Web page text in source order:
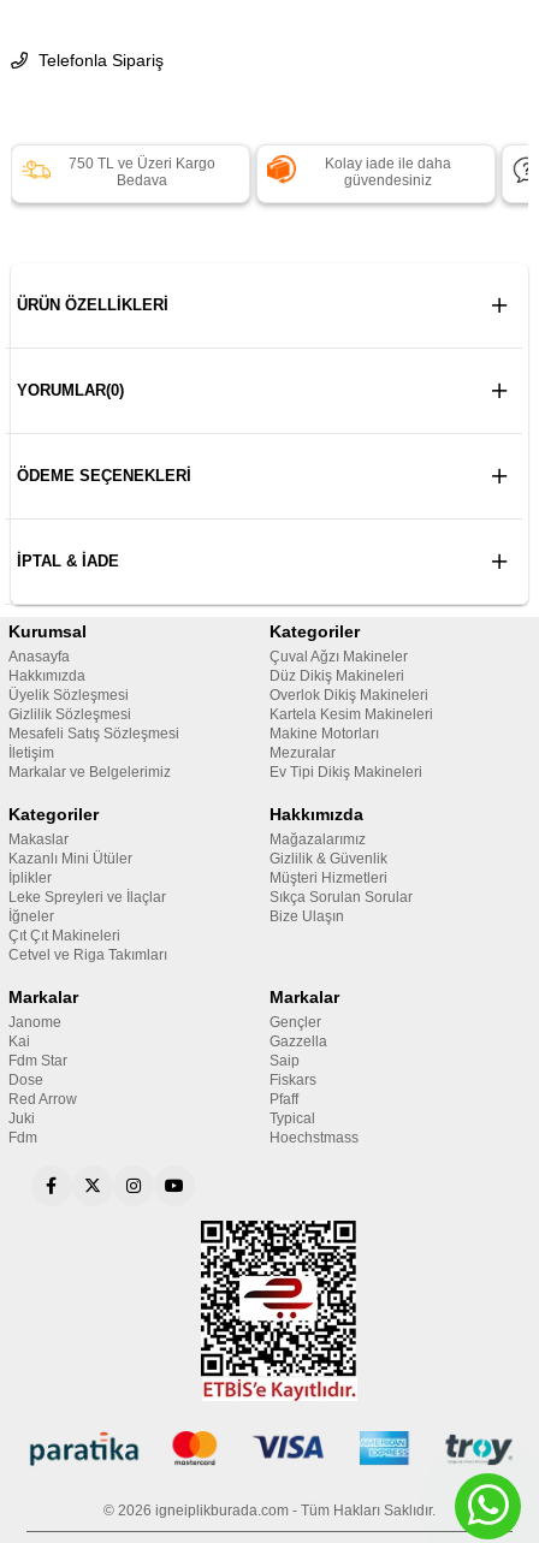
Telefonla Sipariş
750 TL ve Üzeri Kargo
Bedava
Kolay iade ile daha
güvendesiniz
ÜRÜN ÖZELLIKLERI
YORUMLAR(0)
ÖDEME SEÇENEKLERI
İPTAL & İADE
Kurumsal
Anasayfa
Hakkımızda
Üyelik Sözleşmesi
Gizlilik Sözleşmesi
Mesafeli Satış Sözleşmesi
İletişim
Markalar ve Belgelerimiz
Kategoriler
Çuval Ağzı Makineler
Düz Dikiş Makineleri
Overlok Dikiş Makineleri
Kartela Kesim Makineleri
Makine Motorları
Mezuralar
Ev Tipi Dikiş Makineleri
Kategoriler
Makaslar
Kazanlı Mini Ütüler
İplikler
Leke Spreyleri ve İlaçlar
İğneler
Çıt Çıt Makineleri
Cetvel ve Riga Takımları
Hakkımızda
Mağazalarımız
Gizlilik & Güvenlik
Müşteri Hizmetleri
Sıkça Sorulan Sorular
Bize Ulaşın
Markalar
Janome
Kai
Fdm Star
Dose
Red Arrow
Juki
Fdm
Markalar
Gençler
Gazzella
Saip
Fiskars
Pfaff
Typical
Hoechstmass
© 2026 igneiplikburada.com - Tüm Hakları Saklıdır.